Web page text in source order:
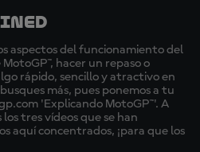
aspectos del funcionamiento del
hacer un repaso o
rápido, sencillo y atractivo en
más, pues ponemos a tu
'Explicando MotoGP™'. A
tres vídeos que se han
aquí concentrados, ¡para que los